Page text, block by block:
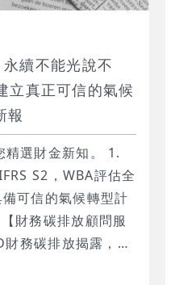
續不能光說不
立真正可信的氣候
報
精選財金新知。 1.
S2，WBA評估全
可信的氣候轉型計
務碳排放揭露，強